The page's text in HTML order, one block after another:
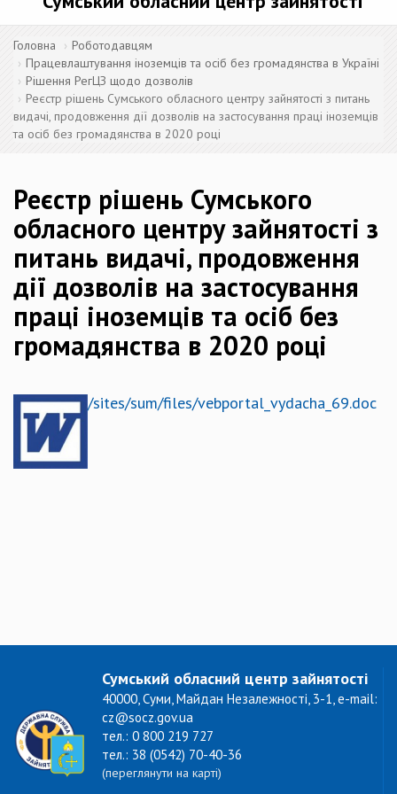
Головна
Роботодавцям
Працевлаштування іноземців та осіб без громадянства в Україні
Рішення РегЦЗ щодо дозволів
Реєстр рішень Сумського обласного центру зайнятості з питань
видачі, продовження дії дозволів на застосування праці іноземців
та осіб без громадянства в 2020 році
Реєстр рішень Сумського
обласного центру зайнятості з
питань видачі, продовження
дії дозволів на застосування
праці іноземців та осіб без
громадянства в 2020 році
/sites/sum/files/vebportal_vydacha_69.doc
Сумський обласний центр зайнятості
40000, Суми, Майдан Незалежності, 3-1, e-mail:
cz@socz.gov.ua
тел.: 0 800 219 727
тел.: 38 (0542) 70-40-36
(переглянути на карті)